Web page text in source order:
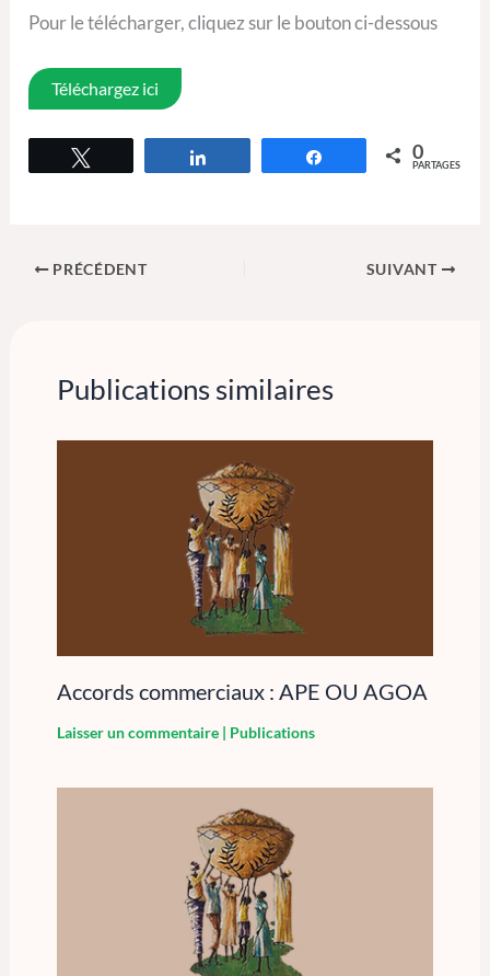
Pour le télécharger, cliquez sur le bouton ci-dessous
Téléchargez ici
Partagez 0
PARTAGES
PRÉCÉDENT SUIVANT
Publications similaires
Accords commerciaux : APE OU AGOA
Laisser un commentaire | Publications